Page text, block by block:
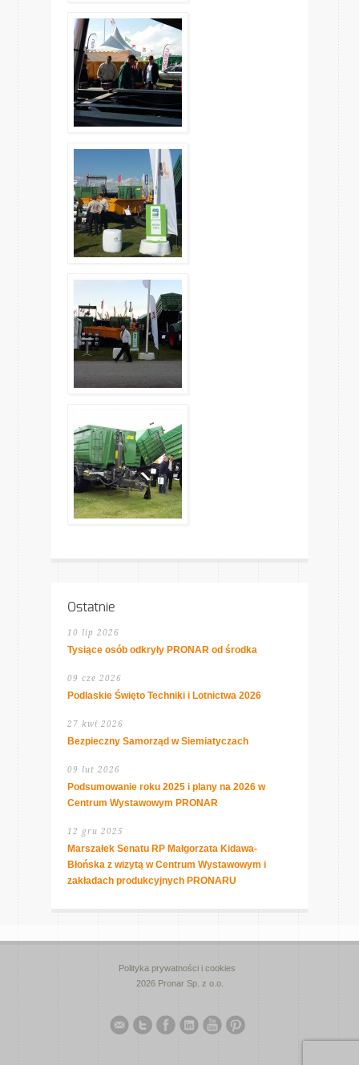
Ostatnie
10 lip 2026
Tysiące osób odkryły PRONAR od środka
09 cze 2026
Podlaskie Święto Techniki i Lotnictwa 2026
27 kwi 2026
Bezpieczny Samorząd w Siemiatyczach
09 lut 2026
Podsumowanie roku 2025 i plany na 2026 w
Centrum Wystawowym PRONAR
12 gru 2025
Marszałek Senatu RP Małgorzata Kidawa-
Błońska z wizytą w Centrum Wystawowym i
zakładach produkcyjnych PRONARU
Polityka prywatności i cookies
2026 Pronar Sp. z o.o.